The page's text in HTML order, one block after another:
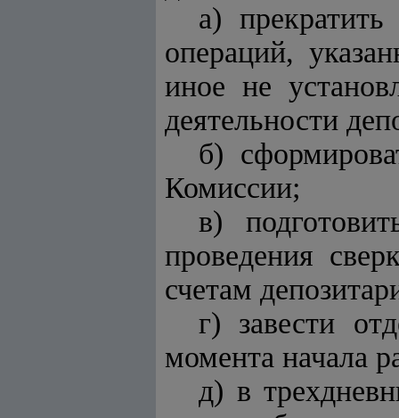
а)
операций,
иное не
деятельности
б)
Комиссии;
в)
проведения
счетам
г) завести
момента начала
д) в